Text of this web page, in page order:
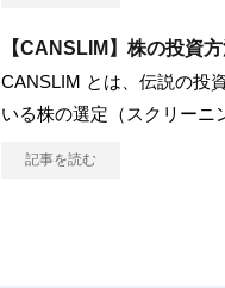
【CANSLIM】株の投資
CANSLIM とは、伝説の投
いる株の選定（スクリーニ
記事を読む